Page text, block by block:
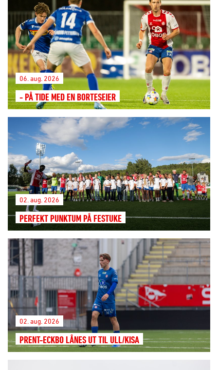
06. aug. 2026
- PÅ TIDE MED EN BORTESEIER
02. aug. 2026
PERFEKT PUNKTUM PÅ FESTUKE
02. aug. 2026
PRENT-ECKBO LÅNES UT TIL ULL/KISA